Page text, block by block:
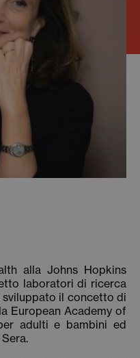
alla Johns Hopkins
laboratori di ricerca
sviluppato il concetto di
European Academy of
adulti e bambini ed